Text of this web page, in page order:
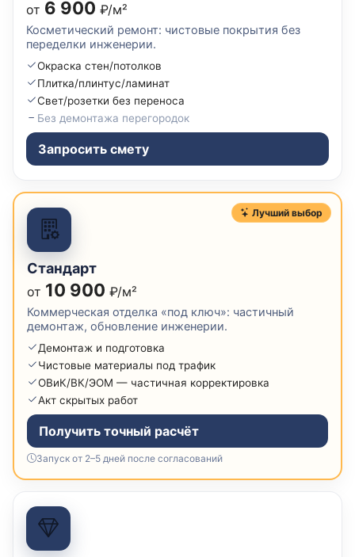
от 6 900 ₽/м²
Косметический ремонт: чистовые покрытия без
переделки инженерии.
Окраска стен/потолков
Плитка/плинтус/ламинат
Свет/розетки без переноса
Без демонтажа перегородок
Запросить смету
Лучший выбор
Стандарт
от 10 900 ₽/м²
Коммерческая отделка «под ключ»: частичный
демонтаж, обновление инженерии.
Демонтаж и подготовка
Чистовые материалы под трафик
ОВиК/ВК/ЭОМ — частичная корректировка
Акт скрытых работ
Получить точный расчёт
Запуск от 2–5 дней после согласований